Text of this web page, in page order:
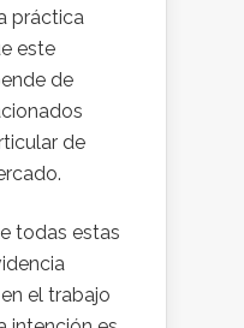
práctica
este
de
de
todas estas
el trabajo